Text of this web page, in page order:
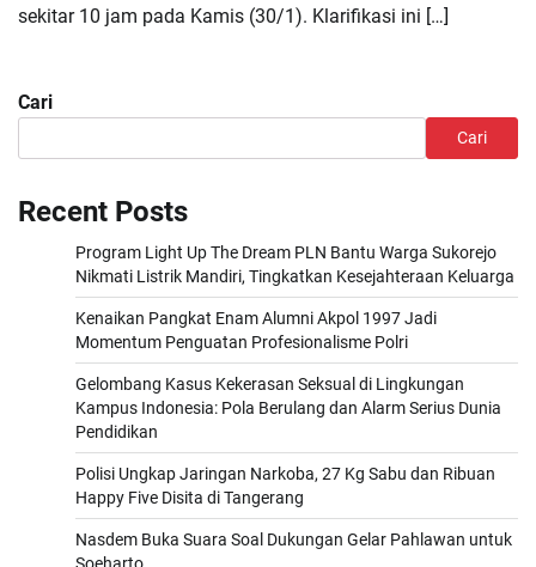
sekitar 10 jam pada Kamis (30/1). Klarifikasi ini […]
Cari
Cari
Recent Posts
Program Light Up The Dream PLN Bantu Warga Sukorejo
Nikmati Listrik Mandiri, Tingkatkan Kesejahteraan Keluarga
Kenaikan Pangkat Enam Alumni Akpol 1997 Jadi
Momentum Penguatan Profesionalisme Polri
Gelombang Kasus Kekerasan Seksual di Lingkungan
Kampus Indonesia: Pola Berulang dan Alarm Serius Dunia
Pendidikan
Polisi Ungkap Jaringan Narkoba, 27 Kg Sabu dan Ribuan
Happy Five Disita di Tangerang
Nasdem Buka Suara Soal Dukungan Gelar Pahlawan untuk